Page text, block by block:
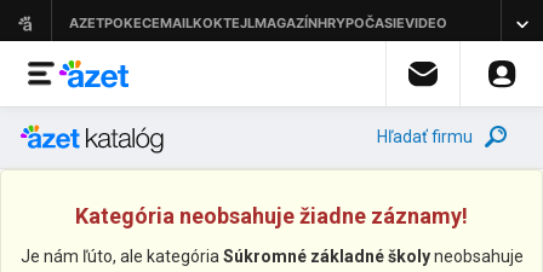
Hľadať firmu
Kategória neobsahuje žiadne záznamy!
Je nám ľúto, ale kategória Súkromné základné školyneobsahuje